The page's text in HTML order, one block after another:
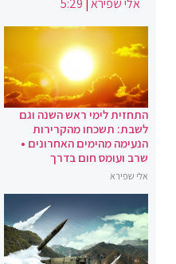
אלי שפירא|
5:29
התחזית לימי ראש השנה וגם
לשבת: תשכחו מהקרירות
הנעימה מהימים האחרונים •
שרב ועומס חום בדרך
אלי שפירא